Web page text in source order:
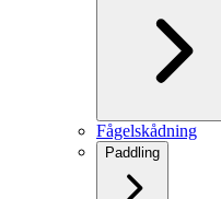
Fågelskådning
Paddling